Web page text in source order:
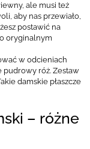
ale musi też
aby nas przewiało,
postawić na
oryginalnym
w odcieniach
pudrowy róż. Zestaw
damskie płaszcze
– różne